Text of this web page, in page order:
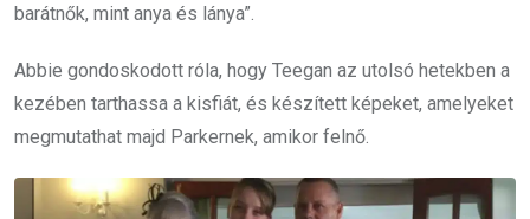
barátnők, mint anya és lánya”.
Abbie gondoskodott róla, hogy Teegan az utolsó hetekben a
kezében tarthassa a kisfiát, és készített képeket, amelyeket
megmutathat majd Parkernek, amikor felnő.